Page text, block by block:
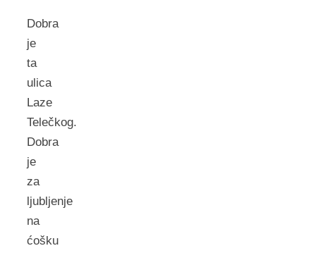
Dobra
je
ta
ulica
Laze
Telečkog.
Dobra
je
za
ljubljenje
na
ćošku